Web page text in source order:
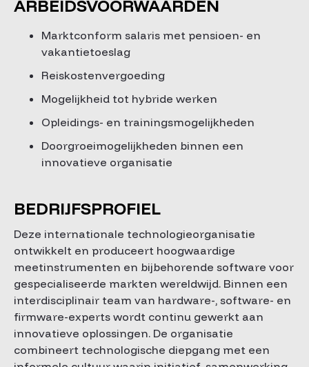
ARBEIDSVOORWAARDEN
Marktconform salaris met pensioen- en
vakantietoeslag
Reiskostenvergoeding
Mogelijkheid tot hybride werken
Opleidings- en trainingsmogelijkheden
Doorgroeimogelijkheden binnen een
innovatieve organisatie
BEDRIJFSPROFIEL
Deze internationale technologieorganisatie
ontwikkelt en produceert hoogwaardige
meetinstrumenten en bijbehorende software voor
gespecialiseerde markten wereldwijd. Binnen een
interdisciplinair team van hardware-, software- en
firmware-experts wordt continu gewerkt aan
innovatieve oplossingen. De organisatie
combineert technologische diepgang met een